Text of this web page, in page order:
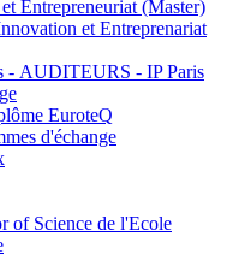
Entrepreneuriat (Master)
et Entreprenariat
- AUDITEURS - IP Paris
EuroteQ
d'échange
of Science de l'Ecole